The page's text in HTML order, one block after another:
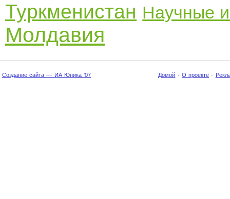
Туркменистан Научные
Молдавия
Создание сайта — ИА Юника '07 Домой · О проекте ·